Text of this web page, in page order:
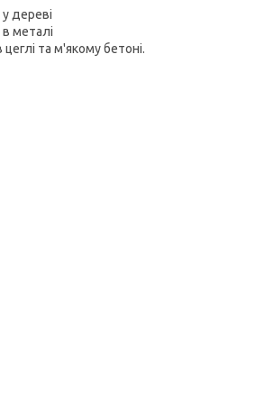
дереві
металі
та м'якому бетоні.